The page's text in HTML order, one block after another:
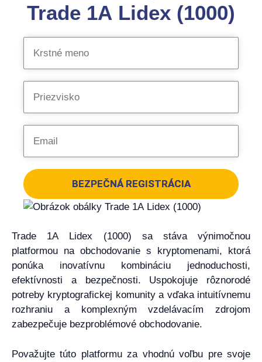
Trade 1A Lidex (1000)
BEZPEČNÁ REGISTRÁCIA
Trade 1A Lidex (1000) sa stáva výnimočnou
platformou na obchodovanie s kryptomenami, ktorá
ponúka inovatívnu kombináciu jednoduchosti,
efektívnosti a bezpečnosti. Uspokojuje rôznorodé
potreby kryptografickej komunity a vďaka intuitívnemu
rozhraniu a komplexným vzdelávacím zdrojom
zabezpečuje bezproblémové obchodovanie.
Považujte túto platformu za vhodnú voľbu pre svoje